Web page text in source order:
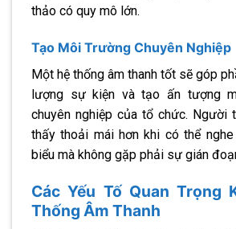
thảo có quy mô lớn.
Tạo Môi Trường Chuyên Nghiệp
Một hệ thống âm thanh tốt sẽ góp
lượng sự kiện và tạo ấn tượng
chuyên nghiệp của tổ chức. Người
thấy thoải mái hơn khi có thể
biểu mà không gặp phải sự gián
Các Yếu Tố Quan Trọng
Thống Âm Thanh